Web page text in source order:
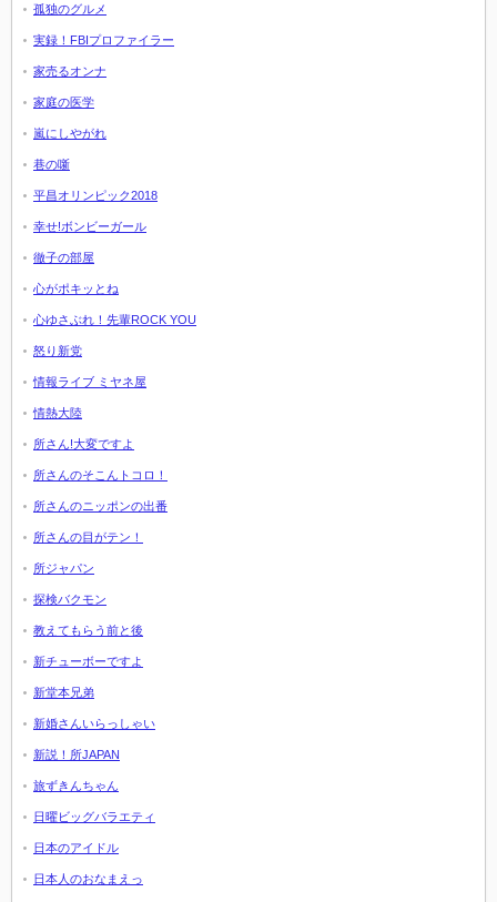
孤独のグルメ
実録！FBIプロファイラー
家売るオンナ
家庭の医学
嵐にしやがれ
巷の噺
平昌オリンピック2018
幸せ!ボンビーガール
徹子の部屋
心がポキッとね
心ゆさぶれ！先輩ROCK YOU
怒り新党
情報ライブ ミヤネ屋
情熱大陸
所さん!大変ですよ
所さんのそこんトコロ！
所さんのニッポンの出番
所さんの目がテン！
所ジャパン
探検バクモン
教えてもらう前と後
新チューボーですよ
新堂本兄弟
新婚さんいらっしゃい
新説！所JAPAN
旅ずきんちゃん
日曜ビッグバラエティ
日本のアイドル
日本人のおなまえっ